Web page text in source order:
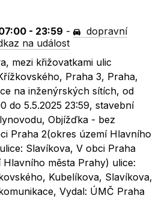
- 23:59 -
dopravní
na událost
mezi křižovatkami ulic
Praha 3, Praha,
na inženýrských sítích, od
do 5.5.2025 23:59, stavební
Objížďka - bez
Praha 2(okres území Hlavního
Slavíkova, V obci Praha
města Prahy) ulice:
Kubelíkova, Slavíkova,
Vydal: ÚMČ Praha